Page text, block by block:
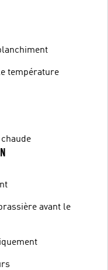
température
avant le